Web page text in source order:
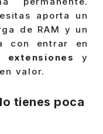
aporta un
de RAM y un
con entrar en
y
valor.
tienes poca